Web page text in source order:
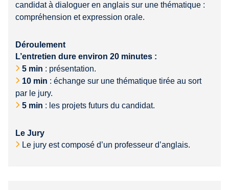
candidat à dialoguer en anglais sur une thématique :
compréhension et expression orale.
Déroulement
L’entretien dure environ 20 minutes :
5 min : présentation.
10 min : échange sur une thématique tirée au sort
par le jury.
5 min : les projets futurs du candidat.
Le Jury
Le jury est composé d’un professeur d’anglais.